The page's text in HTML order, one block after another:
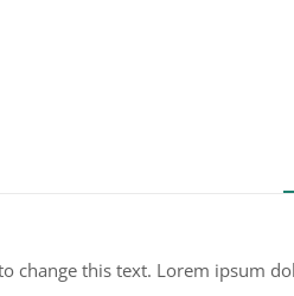
change this text. Lorem ipsum